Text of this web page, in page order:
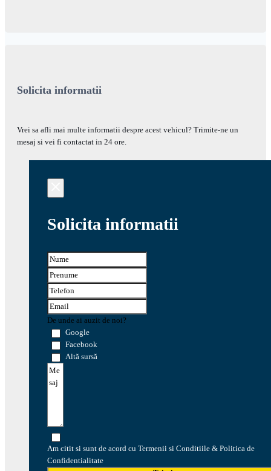
Solicita informatii
Vrei sa afli mai multe informatii despre acest vehicul? Trimite-ne un
mesaj si vei fi contactat in 24 ore.
Solicita informatii
De unde ai auzit de noi?
Google
Facebook
Altă sursă
Am citit si sunt de acord cu Termenii si Conditiile & Politica de
Confidentialitate